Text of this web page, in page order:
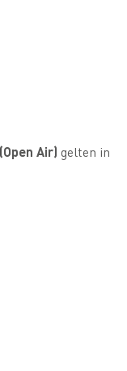
Air) gelten in